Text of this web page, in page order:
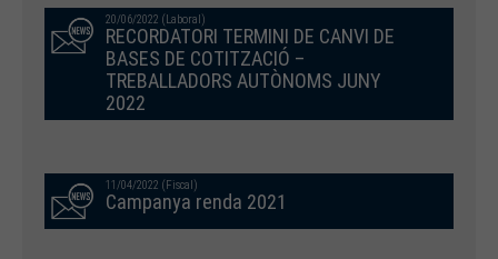
20/06/2022 (Laboral)
RECORDATORI TERMINI DE CANVI DE
BASES DE COTITZACIÓ –
TREBALLADORS AUTÒNOMS JUNY
2022
11/04/2022 (Fiscal)
Campanya renda 2021